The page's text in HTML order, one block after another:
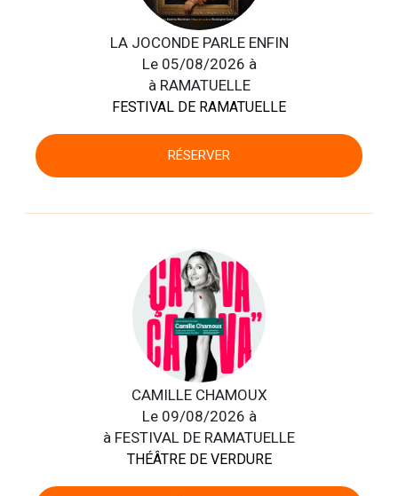
LA JOCONDE PARLE ENFIN
Le 05/08/2026 à
à RAMATUELLE
FESTIVAL DE RAMATUELLE
RÉSERVER
CAMILLE CHAMOUX
Le 09/08/2026 à
à FESTIVAL DE RAMATUELLE
THÉÂTRE DE VERDURE